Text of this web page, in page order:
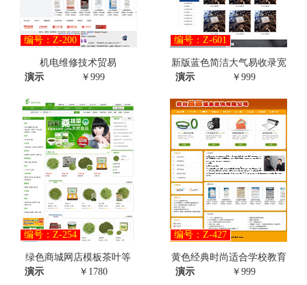
编号：Z-200
机电维修技术贸易
演示
￥999
编号：Z-601
新版蓝色简洁大气易收录宽
演示
￥999
编号：Z-254
绿色商城网店模板茶叶等
演示
￥1780
编号：Z-427
黄色经典时尚适合学校教育
演示
￥999